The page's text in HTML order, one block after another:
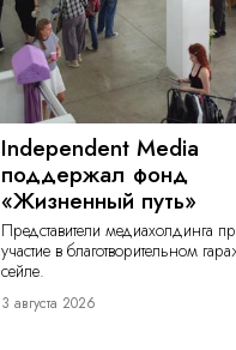
Independent Media
поддержал фонд
«Жизненный путь»
Представители медиахолдинга
участие в благотворительном
сейле.
3 августа 2026